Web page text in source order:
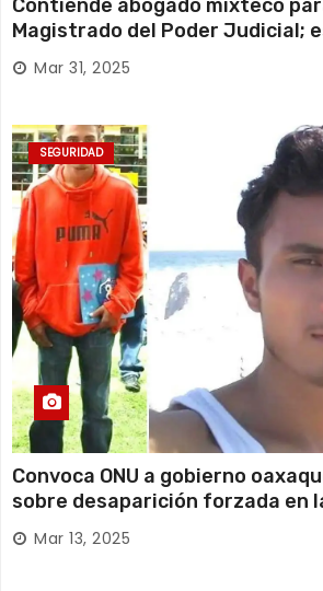
Contiende abogado mixteco
Magistrado del Poder Judicial;
Huajuapan de León
Mar 31, 2025
SEGURIDAD
Convoca ONU a gobierno
sobre desaparición forzada en
Mar 13, 2025